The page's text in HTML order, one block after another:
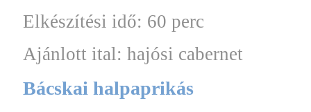
Elkészítési idő: 60 perc
Ajánlott ital: hajósi cabernet
Bácskai halpaprikás